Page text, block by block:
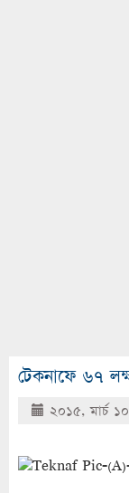
টেকনাফে ৬৭
২০১৫, মার্চ ১০